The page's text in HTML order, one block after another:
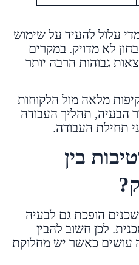
עלול להעיד על שימוש
לא מדויק. במקרים
גבוהות הרבה יותר
מלאה מול הלקוחות
הבעיה, תהליך העבודה
תחילת העבודה.
בין
הופכת גם לבעיה
לכן חשוב להבין
עושים כאשר יש מחלוקת